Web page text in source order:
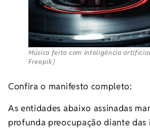
Música feita com inteligência
Freepik)
Confira o manifesto completo:
As entidades abaixo assinadas
profunda preocupação diante das